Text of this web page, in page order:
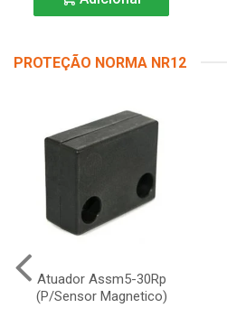
PROTEÇÃO NORMA NR12
Atuador Assm5-30Rp
(P/Sensor Magnetico)